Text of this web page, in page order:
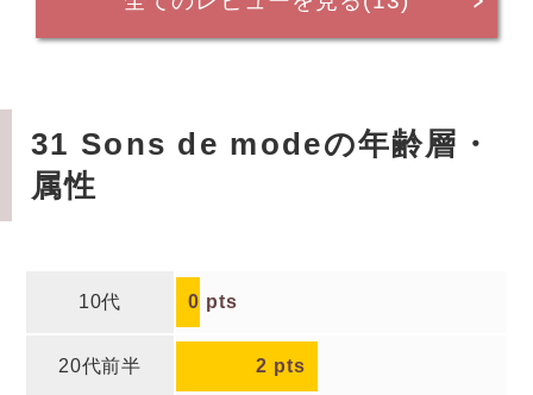
31 Sons de modeの年齢層・
属性
10代 0 pts
20代前半 2 pts